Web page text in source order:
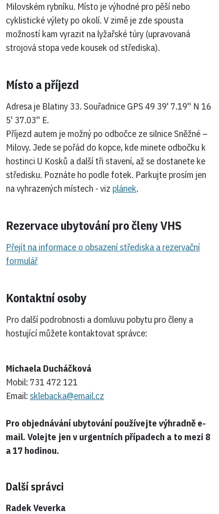
Milovském rybníku. Místo je výhodné pro pěší nebo
cyklistické výlety po okolí. V zimě je zde spousta
možností kam vyrazit na lyžařské túry (upravovaná
strojová stopa vede kousek od střediska).
Místo a příjezd
Adresa je Blatiny 33. Souřadnice GPS 49 39' 7.19'' N 16
5' 37.03'' E.
Příjezd autem je možný po odbočce ze silnice Sněžné –
Milovy. Jede se pořád do kopce, kde minete odbočku k
hostinci U Kosků a další tři stavení, až se dostanete ke
středisku. Poznáte ho podle fotek. Parkujte prosím jen
na vyhrazených místech - viz plánek.
Rezervace ubytování pro členy VHS
Přejít na informace o obsazení střediska a rezervační
formulář
Kontaktní osoby
Pro další podrobnosti a domluvu pobytu pro členy a
hostující můžete kontaktovat správce:
Michaela Ducháčková
Mobil: 731 472 121
Email: sklebacka@email.cz
Pro objednávání ubytování používejte výhradně e-
mail. Volejte jen v urgentních případech a to mezi 8
a 17 hodinou.
Další správci
Radek Veverka